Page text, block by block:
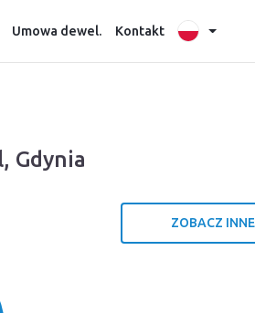
Umowa dewel. Kontakt
Gdynia
ZOBACZ